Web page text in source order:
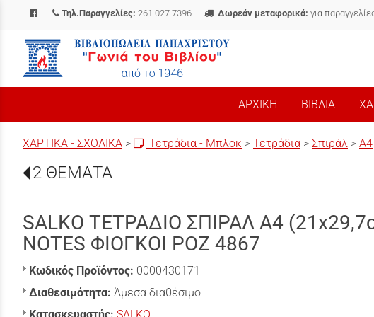
| Τηλ.Παραγγελίες: 261 027 7396 | Δωρεάν μεταφορικά: για
/
ΑΡΧΙΚΗ ΒΙΒΛΙΑ
ΧΑΡΤΙΚΑ - ΣΧΟΛΙΚΑ > Τετράδια - Μπλοκ > Τετράδια > Σπιράλ > Α4
2 ΘΕΜΑΤΑ
SALKO ΤΕΤΡΑΔΙΟ ΣΠΙΡΑΛ A4
NOTES ΦΙΟΓΚΟΙ ΡΟΖ 4867
Κωδικός Προϊόντος: 0000430171
Διαθεσιμότητα: Άμεσα διαθέσιμο